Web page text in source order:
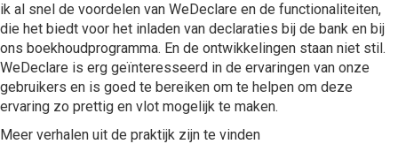
ik al snel de voordelen van WeDeclare en de functionaliteiten,
die het biedt voor het inladen van declaraties bij de bank en bij
ons boekhoudprogramma. En de ontwikkelingen staan niet stil.
WeDeclare is erg geïnteresseerd in de ervaringen van onze
gebruikers en is goed te bereiken om te helpen om deze
ervaring zo prettig en vlot mogelijk te maken.
Meer verhalen uit de praktijk zijn te vinden